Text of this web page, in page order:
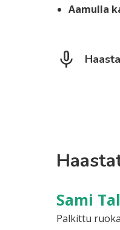
Aamulla
Sami
Palkittu